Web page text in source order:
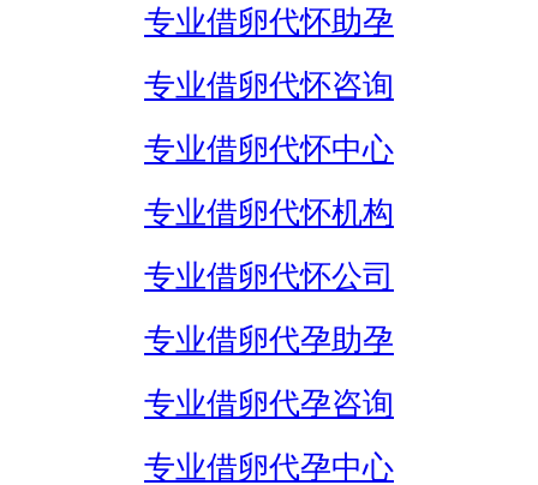
专业借卵代怀助孕
专业借卵代怀咨询
专业借卵代怀中心
专业借卵代怀机构
专业借卵代怀公司
专业借卵代孕助孕
专业借卵代孕咨询
专业借卵代孕中心